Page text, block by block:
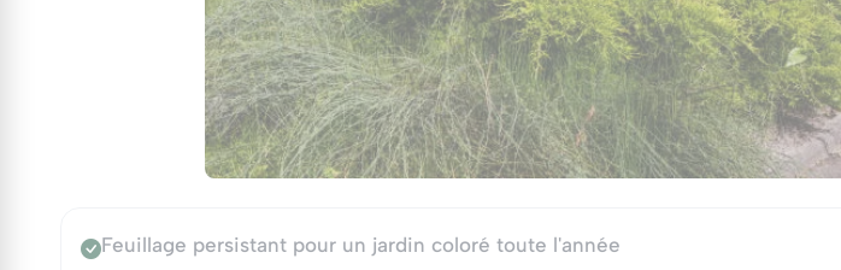
Feuillage persistant pour un jardin coloré toute l'année